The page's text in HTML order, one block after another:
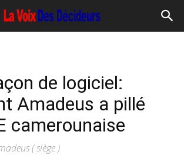
de logiciel:
Amadeus a pillé
camerounaise
( siège )